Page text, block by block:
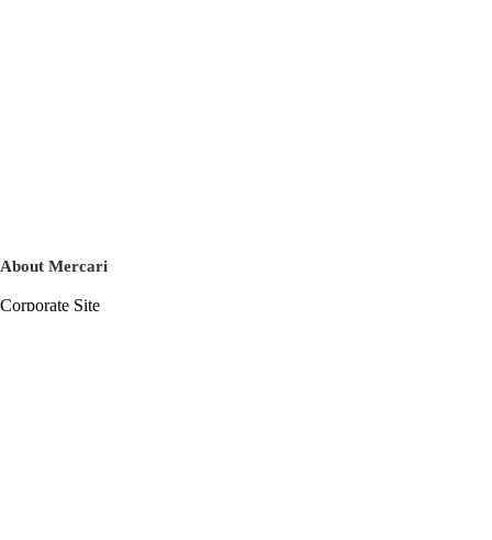
About Mercari
Corporate Site